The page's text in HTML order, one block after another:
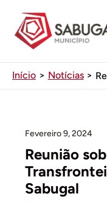
conteúdo
Início Notícias
Fevereiro 9, 2024
Reunião
Sabugal